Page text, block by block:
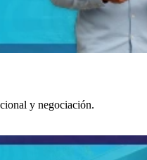
y negociación.